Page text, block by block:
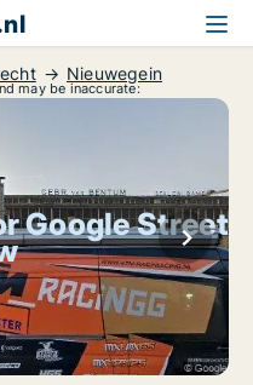
Nieuwegein
may be inaccurate:
Google Street